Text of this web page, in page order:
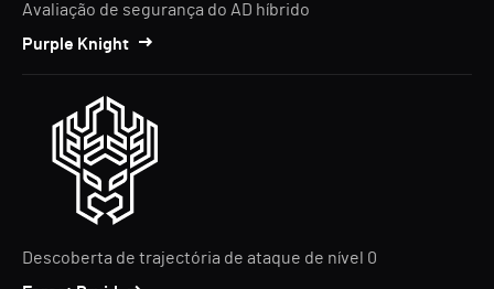
Avaliação de segurança do AD híbrido
Purple Knight
Descoberta de trajectória de ataque de nível 0